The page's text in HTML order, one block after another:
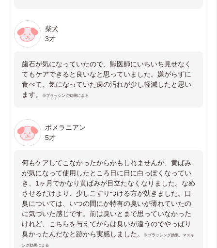
柴犬
3才
歯石が気になっていたので、獣医師にいちいち見せなく
てもケアできると良いなと思っていました。嫌がらずに
食べて、気になっていた歯の汚れが少し軽減したと思い
ます。
※ブラッシング効果による
ポメラニアン
5才
何もケアしてこなかったからかもしれませんが、黄ばみ
が気になって使用したところ日に日に白っぽくなってい
き、1ヶ月でかなり黄ばみが目立たなくなりました。なめ
させるだけより、少しこすりつける方が効きました。口
臭については、いつの間にか特有の臭いが薄れていたの
に気づいた感じです。前は臭いとまで思っていなかった
けれど、こちらを与えてからは臭いが違うのでやっぱり
臭かったんだなと跡から実感しました。
※ブラッシング効果、マスキ
ング効果による